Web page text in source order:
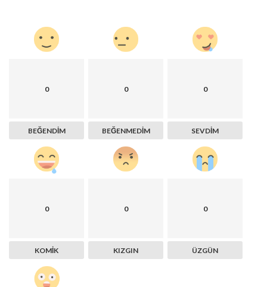
0
BEĞENDIM
0
BEĞENMEDIM
0
SEVDIM
0
KOMIK
0
KIZGIN
0
ÜZGÜN